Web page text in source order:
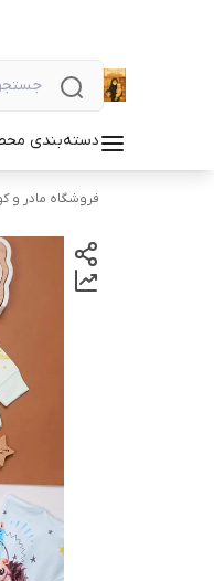
دسته‌بندی
فروشگاه مادر و